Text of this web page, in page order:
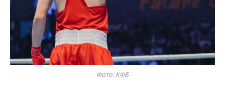
Фото: КФБ